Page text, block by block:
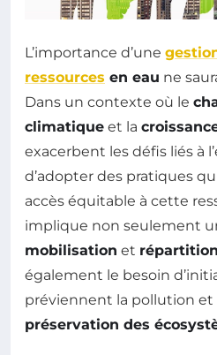
L’importance d’une
ressources en eau ne
Dans un contexte où le
climatique et la
exacerbent les défis liés à
d’adopter des pratiques
accès équitable à cette
implique non seulement
mobilisation et répartition
également le besoin
préviennent la pollution
préservation des